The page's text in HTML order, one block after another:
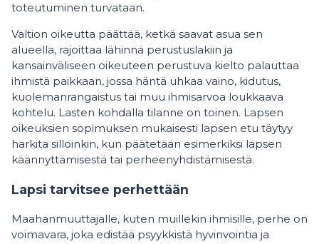
toteutuminen turvataan.
Valtion oikeutta päättää, ketkä saavat asua sen
alueella, rajoittaa lähinnä perustuslakiin ja
kansainväliseen oikeuteen perustuva kielto palauttaa
ihmistä paikkaan, jossa häntä uhkaa vaino, kidutus,
kuolemanrangaistus tai muu ihmisarvoa loukkaava
kohtelu. Lasten kohdalla tilanne on toinen. Lapsen
oikeuksien sopimuksen mukaisesti lapsen etu täytyy
harkita silloinkin, kun päätetään esimerkiksi lapsen
käännyttämisestä tai perheenyhdistämisestä.
Lapsi tarvitsee perhettään
Maahanmuuttajalle, kuten muillekin ihmisille, perhe on
voimavara, joka edistää psyykkistä hyvinvointia ja